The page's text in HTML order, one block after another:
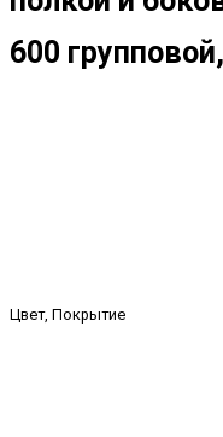
600
Цвет, Покрытие